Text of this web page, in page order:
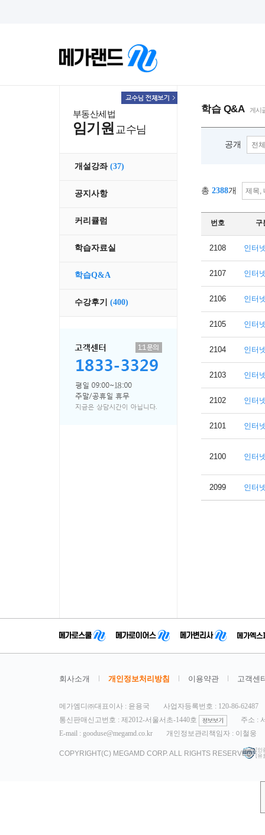
부동산세법
임기원 교수님
개설강좌 (37)
공지사항
커리큘럼
학습자료실
학습Q&A
수강후기 (400)
학습 Q&A 게시
공개
총 2388개
번호 구
2108 인터
2107 인터
2106 인터
2105 인터
2104 인터
2103 인터
2102 인터
2101 인터
2100 인터
2099 인터
회사소개 개인정보처리방침 이용약관 고객센
메가엠디㈜대표이사 : 윤용국
사업자등록번호 : 120-86-62487
통신판매신고번호 : 제2012-서울서초-1440호
주소 :
E-mail : gooduse@megamd.co.kr
개인정보관리책임자 : 이철웅
COPYRIGHT(C) MEGAMD CORP. ALL RIGHTS RESERVED. [인
[유